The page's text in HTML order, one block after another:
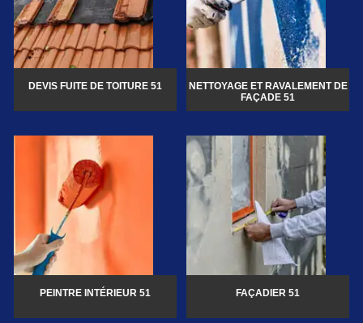
DEVIS FUITE DE TOITURE 51
NETTOYAGE ET RAVALEMENT DE
FAÇADE 51
PEINTRE INTÉRIEUR 51 FAÇADIER 51